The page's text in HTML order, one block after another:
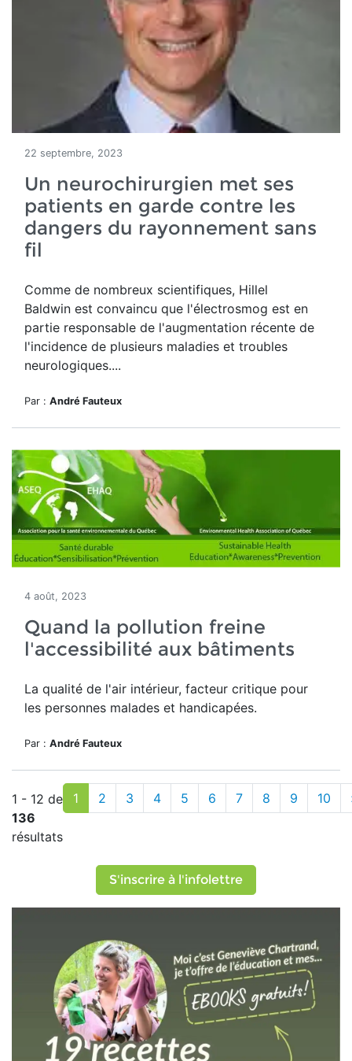
22 septembre, 2023
Un neurochirurgien met ses
patients en garde contre les
dangers du rayonnement sans
fil
Comme de nombreux scientifiques, Hillel
Baldwin est convaincu que l'électrosmog est en
partie responsable de l'augmentation récente de
l'incidence de plusieurs maladies et troubles
neurologiques....
Par : André Fauteux
4 août, 2023
Quand la pollution freine
l'accessibilité aux bâtiments
La qualité de l'air intérieur, facteur critique pour
les personnes malades et handicapées.
Par : André Fauteux
1 - 12 de
136
résultats
1 2 3 4 5 6 7 8 9 10
S'inscrire à l'infolettre